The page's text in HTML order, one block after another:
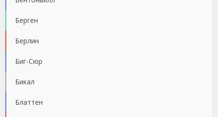
Берген
Берлин
Биг-Сюр
Бикал
Блаттен